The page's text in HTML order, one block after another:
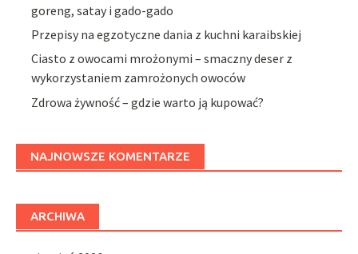
goreng, satay i gado-gado
Przepisy na egzotyczne dania z kuchni karaibskiej
Ciasto z owocami mrożonymi – smaczny deser z
wykorzystaniem zamrożonych owoców
Zdrowa żywność – gdzie warto ją kupować?
NAJNOWSZE KOMENTARZE
ARCHIWA